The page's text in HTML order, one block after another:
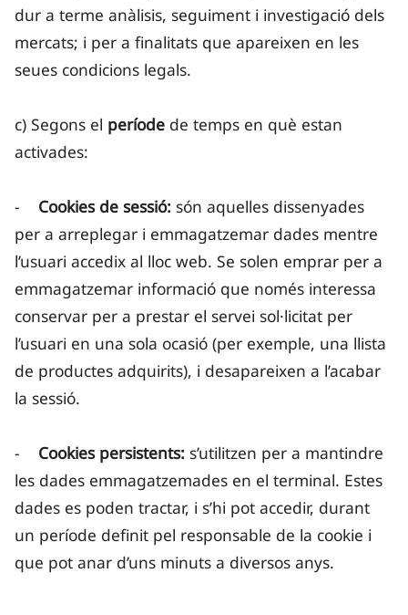
dur a terme anàlisis, seguiment i investigació dels
mercats; i per a finalitats que apareixen en les
seues condicions legals.
c) Segons el període de temps en què estan
activades:
- Cookies de sessió: són aquelles dissenyades
per a arreplegar i emmagatzemar dades mentre
l’usuari accedix al lloc web. Se solen emprar per a
emmagatzemar informació que només interessa
conservar per a prestar el servei sol·licitat per
l’usuari en una sola ocasió (per exemple, una llista
de productes adquirits), i desapareixen a l’acabar
la sessió.
- Cookies persistents: s’utilitzen per a mantindre
les dades emmagatzemades en el terminal. Estes
dades es poden tractar, i s’hi pot accedir, durant
un període definit pel responsable de la cookie i
que pot anar d’uns minuts a diversos anys.